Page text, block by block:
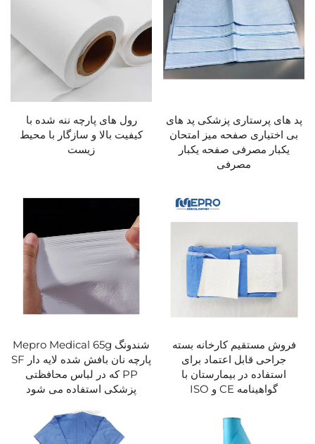
پد های پرستاری پزشکی پد های
بی اختیاری صفحه میز امتحان
یکبار مصرفی صفحه یکبار
مصرفی
رول های پارچه ننه شده با
کیفیت بالا و سازگار با محیط
زیست
فروش مستقیم کارخانه بسته
جراحی قابل اعتماد برای
استفاده در بیمارستان با
گواهینامه CE و ISO
شندونگ Mepro Medical 65g
پارچه نان بافش شده لایه دار SF
PP که در لباس محافظتی
پزشکی استفاده می شود